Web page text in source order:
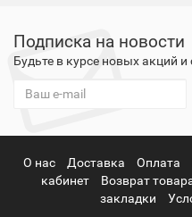
Подписка на новости
Будьте в курсе новых акций
О нас Доставка Оплата
кабинет
Возврат
закладки